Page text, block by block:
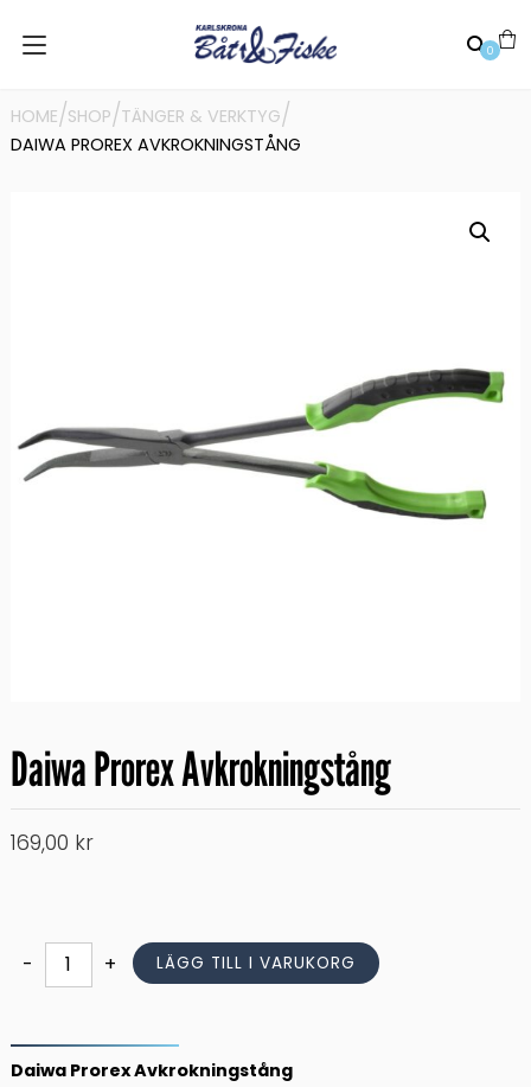
0
HOME/SHOP/TÄNGER & VERKTYG/
DAIWA PROREX AVKROKNINGSTÅNG
Daiwa Prorex Avkrokningstång
169,00 kr
-
Daiwa
Prorex
mängd
+ LÄGG TILL I VARUKORG
Daiwa Prorex Avkrokningstång